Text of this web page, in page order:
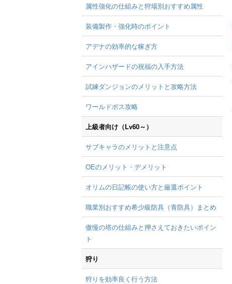
属性強化の仕組みと狩場別おすすめ属性
装備製作・強化時のポイント
アデナの効率的な稼ぎ方
アインハザードの祝福の入手方法
試練ダンジョンのメリットと攻略方法
ワールドボス攻略
上級者向け（Lv60～）
サブキャラのメリットと注意点
OEのメリット・デメリット
オリムの日記帳の使い方と厳選ポイント
職業別おすすめ希少級防具（青防具）まとめ
傲慢の塔の仕組みと押さえておきたいポイン
ト
狩り
狩りを効率良く行う方法